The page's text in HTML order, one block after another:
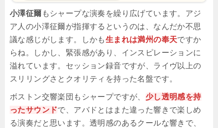
小澤征爾 もシャープな演奏を繰り広げています。アジ
ア人の小澤征爾が指揮するというのは、なんだか不思
議な感じがします。しかも生まれは満州の奉天ですか
らね。しかし、緊張感があり、インスピレーションに
溢れています。セッション録音ですが、ライヴ以上の
スリリングさとクオリティを持った名盤です。
ボストン交響楽団もシャープですが、 少し透明感を持
ったサウンドで、アバドとはまた違った響きで楽しめ
る演奏だと思います。透明感のあるクールな響きで、